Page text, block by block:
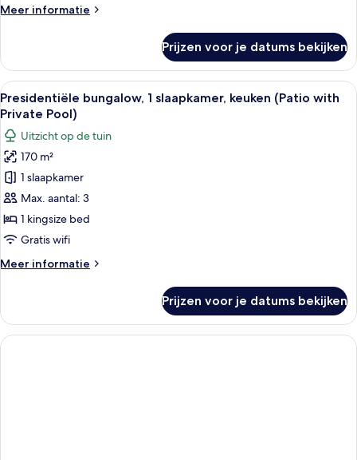
laden
Meer informatie
Meer
Twin
kamer,
balkon
(Sofa
Prijzen voor je datums bekijken
Alle
foto's
voor
Presidentiële
bungalow,
slaapkamer,
keuken
(Patio
Private
Een ruime woonkamer met een
15
Presidentiële bungalow, 1 slaapkamer, keuken (Patio with
Private Pool)
Uitzicht op de tuin
170 m²
1 slaapkamer
Max. aantal: 3
1 kingsize bed
Gratis wifi
Meer informatie
Meer
bungalow,
slaapkamer,
Prijzen voor je datums bekijken